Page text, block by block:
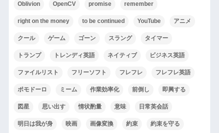
Oblivion OpenCV promise remember
right on the money to be continued YouTube アニメ
クール ゲーム ゴーン スラング タイマー
トランプ トレンディ英語 ネイティブ ビジネス英語
ファイルリスト フリーソフト フレフレ フレフレ英語
ポモドーロ ミーム 作業効率化 前倒し 即興する
図星 思い出す 情状酌量 意味 日常英会話
明日は我が身 映画 画像変換 約束 約束を守る